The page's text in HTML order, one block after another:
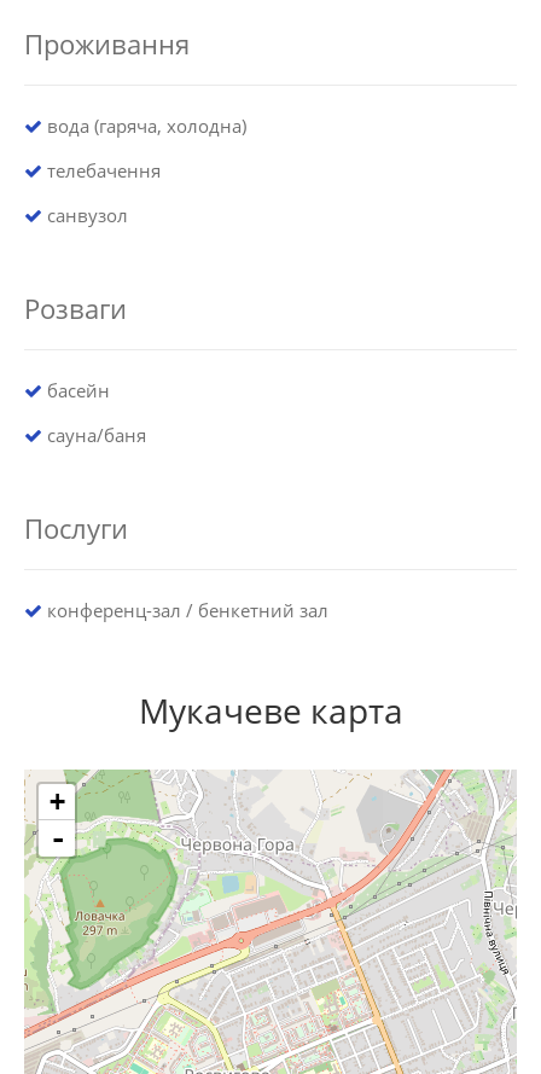
Проживання
вода (гаряча, холодна)
телебачення
санвузол
Розваги
басейн
сауна/баня
Послуги
конференц-зал / бенкетний зал
Мукачеве карта
+
-